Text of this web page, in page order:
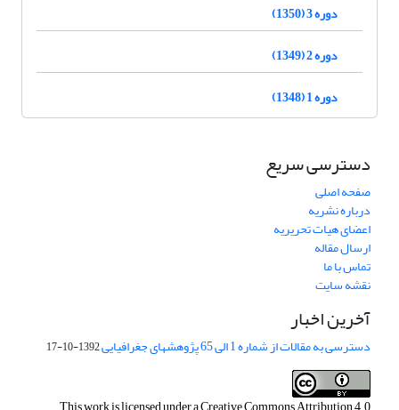
دوره 3 (1350)
دوره 2 (1349)
دوره 1 (1348)
دسترسی سریع
صفحه اصلی
درباره نشریه
اعضای هیات تحریریه
ارسال مقاله
تماس با ما
نقشه سایت
آخرین اخبار
دسترسی به مقالات از شماره 1 الی 65 پژوهشهای جغرافیایی 1392-10-17